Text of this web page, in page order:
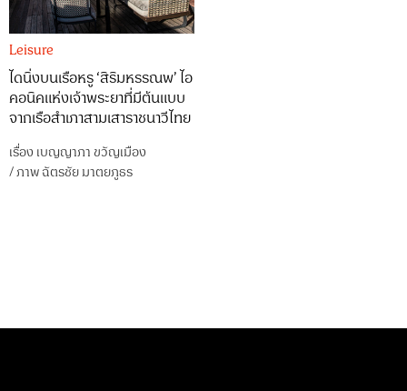
Leisure
ไดนิ่งบนเรือหรู ‘สิริมหรรณพ’ ไอ
คอนิคแห่งเจ้าพระยาที่มีต้นแบบ
จากเรือสำเภาสามเสาราชนาวีไทย
เรื่อง เบญญาภา ขวัญเมือง
/ภาพฉัตรชัย มาตยภูธร